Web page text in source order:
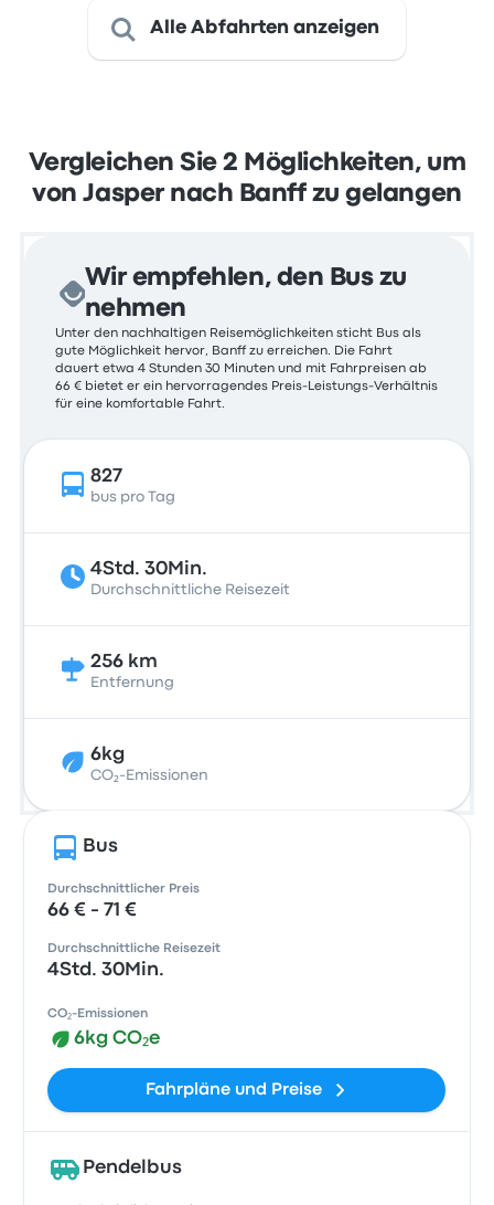
Alle Abfahrten anzeigen
Vergleichen Sie 2 Möglichkeiten, um
von Jasper nach Banff zu gelangen
Wir empfehlen, den Bus zu
nehmen
Unter den nachhaltigen Reisemöglichkeiten sticht Bus als
gute Möglichkeit hervor, Banff zu erreichen. Die Fahrt
dauert etwa 4 Stunden 30 Minuten und mit Fahrpreisen ab
66 € bietet er ein hervorragendes Preis-Leistungs-Verhältnis
für eine komfortable Fahrt.
827
bus pro Tag
4Std. 30Min.
Durchschnittliche Reisezeit
256 km
Entfernung
6kg
CO₂-Emissionen
Bus
Durchschnittlicher Preis
66 € - 71 €
Durchschnittliche Reisezeit
4Std. 30Min.
CO₂-Emissionen
6kg CO₂e
Fahrpläne und Preise
Pendelbus